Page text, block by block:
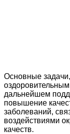
Основные
дальнейшем
повышение
заболеваний,
воздействиями
качеств.